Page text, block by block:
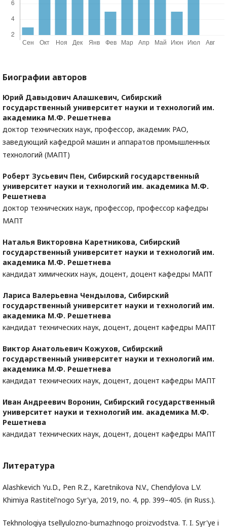
Биографии авторов
Юрий Давыдович Алашкевич, Сибирский
государственный университет науки и технологий им.
академика М.Ф. Решетнева
доктор технических наук, профессор, академик РАО,
заведующий кафедрой машин и аппаратов промышленных
технологий (МАПТ)
Роберт Зусьевич Пен, Сибирский государственный
университет науки и технологий им. академика М.Ф.
Решетнева
доктор технических наук, профессор, профессор кафедры
МАПТ
Наталья Викторовна Каретникова, Сибирский
государственный университет науки и технологий им.
академика М.Ф. Решетнева
кандидат химических наук, доцент, доцент кафедры МАПТ
Лариса Валерьевна Чендылова, Сибирский
государственный университет науки и технологий им.
академика М.Ф. Решетнева
кандидат технических наук, доцент, доцент кафедры МАПТ
Виктор Анатольевич Кожухов, Сибирский
государственный университет науки и технологий им.
академика М.Ф. Решетнева
кандидат технических наук, доцент, доцент кафедры МАПТ
Иван Андреевич Воронин, Сибирский государственный
университет науки и технологий им. академика М.Ф.
Решетнева
кандидат технических наук, доцент, доцент кафедры МАПТ
Литература
Alashkevich Yu.D., Pen R.Z., Karetnikova N.V., Chendylova L.V.
Khimiya Rastitel'nogo Syr'ya, 2019, no. 4, pp. 399–405. (in Russ.).
Tekhnologiya tsellyulozno-bumazhnogo proizvodstva. T. I. Syr'ye i